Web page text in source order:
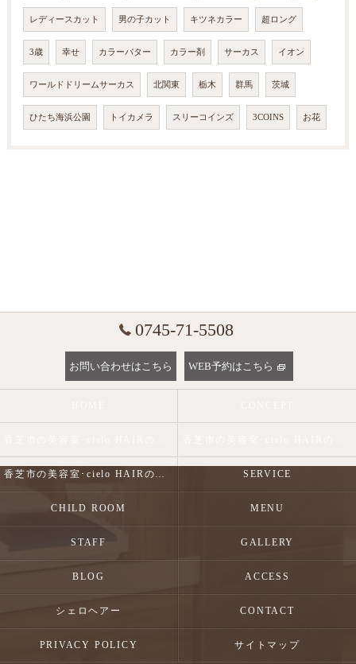
レディースカット 男の子カット キツネカラー 超ロング
3歳 幸せ カラーバター カラー剤 サーカス イオン
ワールドドリームサーカス 北関東 栃木 群馬 茨城
ひたち海浜公園 トイカメラ スリーコインズ 3COINS お花
0745-71-5508
お問い合わせはこちら WEB予約はこちら
香芝市の美容室･cielo HAIRのお客様の声 SERVICE
CHILD ROOM MENU
STAFF GALLERY
BLOG ACCESS
シェロヘアー CONTACT
PRIVACY POLICY サイトマップ